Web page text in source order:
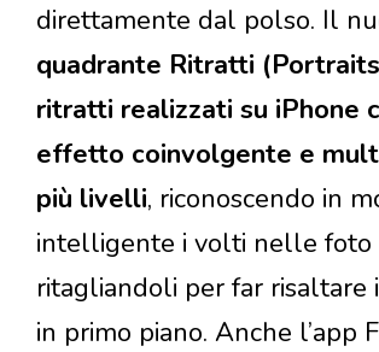
direttamente dal polso. Il
quadrante Ritratti
ritratti realizzati su iPhone
effetto coinvolgente e
più livelli, riconoscendo in
intelligente i volti nelle foto
ritagliandoli per far risaltare
in primo piano. Anche l’app